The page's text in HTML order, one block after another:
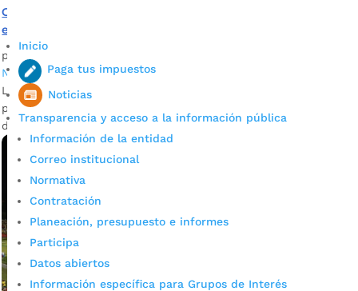
Inicio
Paga tus impuestos
Noticias
Transparencia y acceso a la información pública
Información de la entidad
Correo institucional
Normativa
Contratación
Planeación, presupuesto e informes
Participa
Datos abiertos
Información específica para Grupos de Interés
Conozca las medidas de seguridad para el partido entre
el Atlético Bucaramanga y Pereira
por
Noticias
La Comisión Local de Fútbol estableció las medidas para el
partido que se disputará el próximo 30 de octubre, a partir
de las 4:00 p.m., en el estadio Alfonso López.